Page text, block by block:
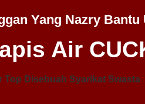
Yang Nazry
Air
Top Disebuah Syarikat Swasta